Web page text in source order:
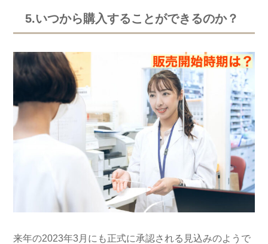
5.いつから購入することができるのか？
来年の2023年3月にも正式に承認される見込みのようで